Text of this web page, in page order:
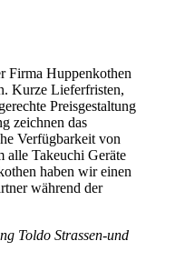
Firma Huppenkothen
Kurze Lieferfristen,
Preisgestaltung
zeichnen das
Verfügbarkeit von
alle Takeuchi Geräte
haben wir einen
während der
Toldo Strassen-und